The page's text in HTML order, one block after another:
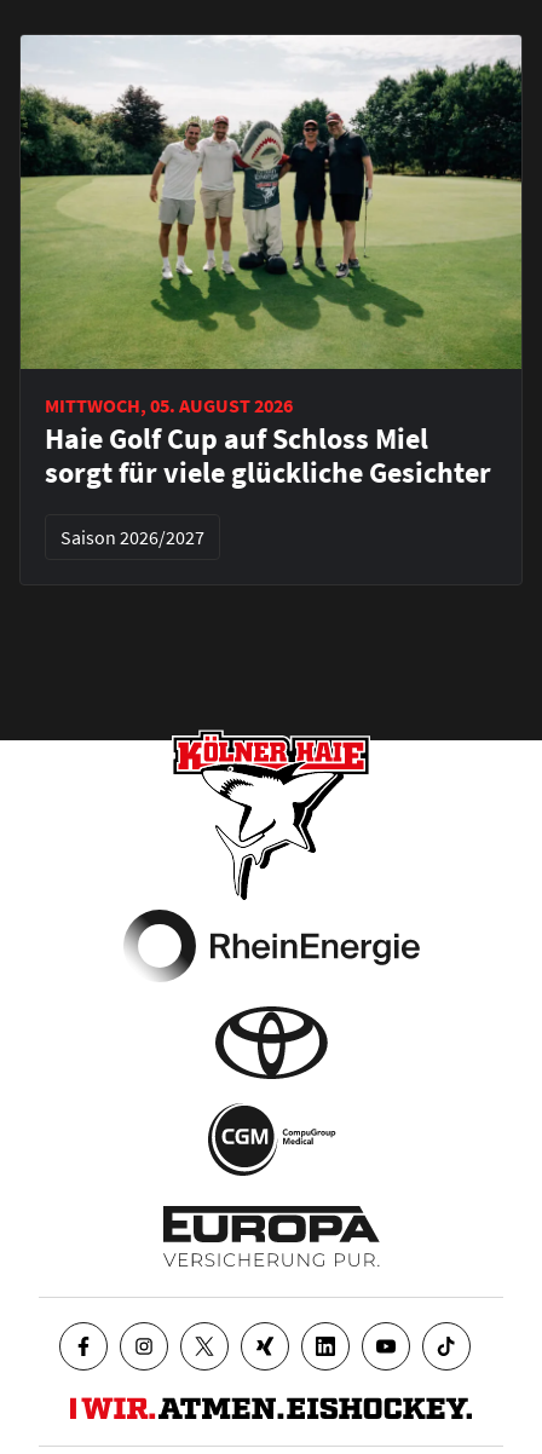
MITTWOCH, 05. AUGUST 2026
Haie Golf Cup auf Schloss Miel
sorgt für viele glückliche Gesichter
Saison 2026/2027